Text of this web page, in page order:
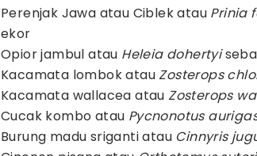
Perenjak Jawa atau Ciblek atau Prinia
ekor
Opior jambul atau Heleia dohertyi
Kacamata lombok atauZosterops
Kacamata wallacea atauZosterops
Cucak kombo atau Pycnonotus
Burung madu sriganti atau Cinnyris